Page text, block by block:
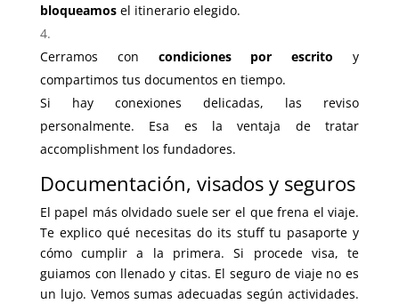
bloqueamosel itinerario elegido.
Cerramos con condiciones por escrito y
compartimos tus documentos en tiempo.
Si hay conexiones delicadas, las reviso
personalmente. Esa es la ventaja de tratar
accomplishment los fundadores.
Documentación, visados y seguros
El papel más olvidado suele ser el que frena el viaje.
Te explico qué necesitas do its stuff tu pasaporte y
cómo cumplir a la primera. Si procede visa, te
guiamos con llenado y citas. El seguro de viaje no es
un lujo. Vemos sumas adecuadas según actividades.